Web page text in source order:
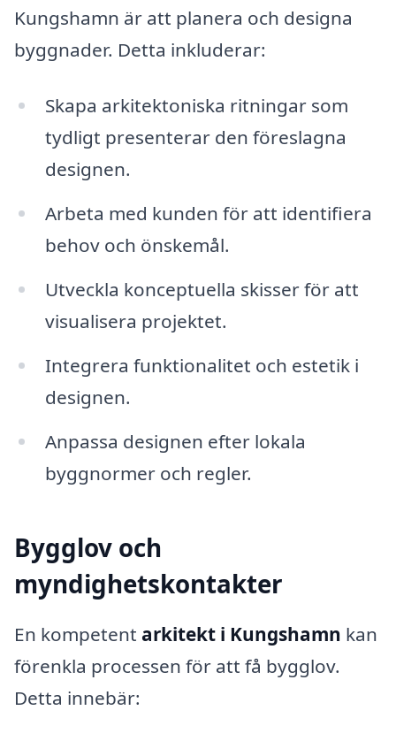
Kungshamn är att planera och designa
byggnader. Detta inkluderar:
Skapa arkitektoniska ritningar som
tydligt presenterar den föreslagna
designen.
Arbeta med kunden för att identifiera
behov och önskemål.
Utveckla konceptuella skisser för att
visualisera projektet.
Integrera funktionalitet och estetik i
designen.
Anpassa designen efter lokala
byggnormer och regler.
Bygglov och
myndighetskontakter
En kompetent arkitekt i Kungshamn kan
förenkla processen för att få bygglov.
Detta innebär: